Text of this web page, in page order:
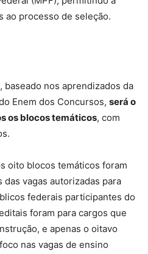
ao processo de seleção.
baseado nos aprendizados da
Enem dos Concursos, será o
os blocos temáticos, com
oito blocos temáticos foram
vagas autorizadas para
federais participantes do
foram para cargos que
e apenas o oitavo
nas vagas de ensino